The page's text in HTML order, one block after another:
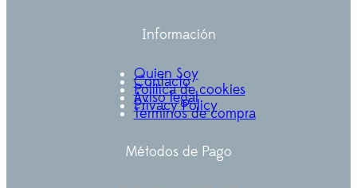
Información
Quien Soy
Contacto
Política de cookies
Aviso legal
Privacy Policy
Términos de compra
Métodos de Pago